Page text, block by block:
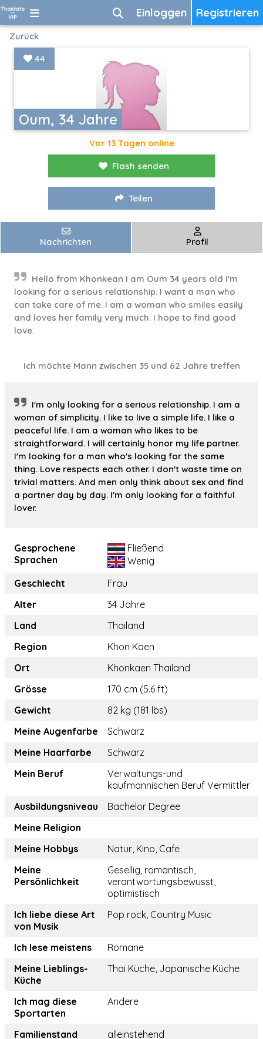
Registrieren
Einloggen
Zurück
Oum, 34 Jahre
44
Vor 13 Tagen online
Flash senden
Teilen
Nachrichten Profil
Hello from Khonkean I am Oum 34 years old I'm
looking for a serious relationship. I want a man who
can take care of me. I am a woman who smiles easily
and loves her family very much. I hope to find good
love.
Ich möchte Mann zwischen 35 und 62 Jahre treffen
I'm only looking for a serious relationship. I am a
woman of simplicity. I like to live a simple life. I like a
peaceful life. I am a woman who likes to be
straightforward. I will certainly honor my life partner.
I'm looking for a man who's looking for the same
thing. Love respects each other. I don't waste time on
trivial matters. And men only think about sex and find
a partner day by day. I'm only looking for a faithful
lover.
Gesprochene
Sprachen
Fließend
Wenig
Geschlecht
Frau
Alter
34 Jahre
Land
Thailand
Region
Khon Kaen
Ort
Khonkaen Thailand
Grösse
170 cm (5.6 ft)
Gewicht
82 kg (181 lbs)
Meine Augenfarbe
Schwarz
Meine Haarfarbe
Schwarz
Mein Beruf
Verwaltungs-und
kaufmännischen Beruf Vermittler
Ausbildungsniveau
Bachelor Degree
Meine Religion
Meine Hobbys
Natur, Kino, Cafe
Meine
Persönlichkeit
Gesellig, romantisch,
verantwortungsbewusst,
optimistisch
Ich liebe diese Art
von Musik
Pop rock, Country Music
Ich lese meistens
Romane
Meine Lieblings-
Küche
Thai Küche, Japanische Küche
Ich mag diese
Sportarten
Andere
Familienstand
alleinstehend